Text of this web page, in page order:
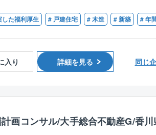
1人あたりの案件
見た目の美しさや
外観内装設計・図
入社後は、3カ月
業務を習得できま
■CADオペレータ
■建築設計のご経験
■設計事務所での
■建設業者・工務
験
した福利厚生 # 戸建住宅 # 木造 # 新築 # 年
入り 詳細を見る 同じ
画コンサル/大手総合不動産G/香川